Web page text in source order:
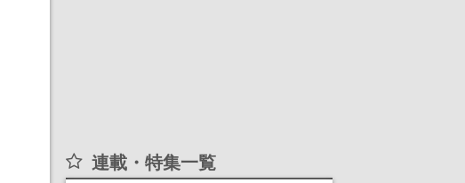
連載・特集一覧